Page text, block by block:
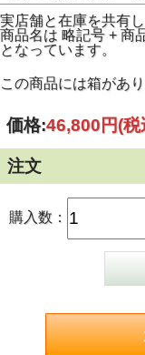
実店舗と在庫を共有
商品名は 略記号 + 商
となっています。
この商品には箱があり
価格:46,800円(税
注文
購入数：